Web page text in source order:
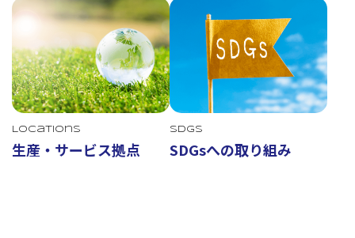
Locations
生産・サービス拠点
SDGs
SDGsへの取り組み